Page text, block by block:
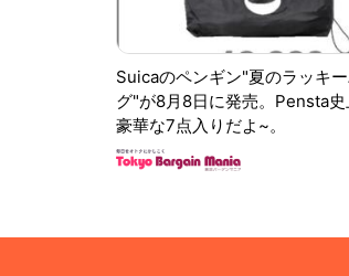
Suicaのペンギン"夏のラッキ
グ"が8月8日に発売。Pensta史
豪華な7点入りだよ~。